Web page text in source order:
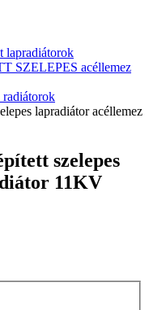
lapradiátorok
SZELEPES acéllemez
radiátorok
lapradiátor acéllemez
szelepes
11KV